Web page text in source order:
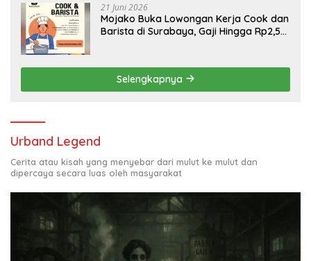
21 Juni 2026
Mojako Buka Lowongan Kerja Cook dan
Barista di Surabaya, Gaji Hingga Rp2,5
Selengkapnya
Urband Legend
Cerita atau kisah yang menyebar dari mulut ke mulut dan
dipercaya secara luas oleh masyarakat